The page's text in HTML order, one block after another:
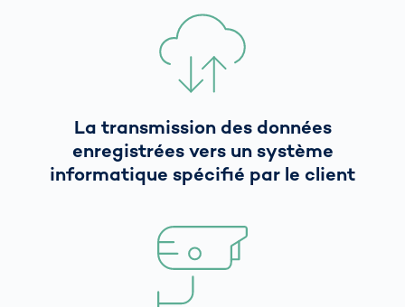
La transmission des données
enregistrées vers un système
informatique spécifié par le client